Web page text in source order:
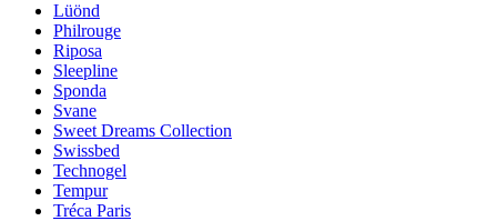
Lüönd
Philrouge
Riposa
Sleepline
Sponda
Svane
Sweet Dreams Collection
Swissbed
Technogel
Tempur
Tréca Paris